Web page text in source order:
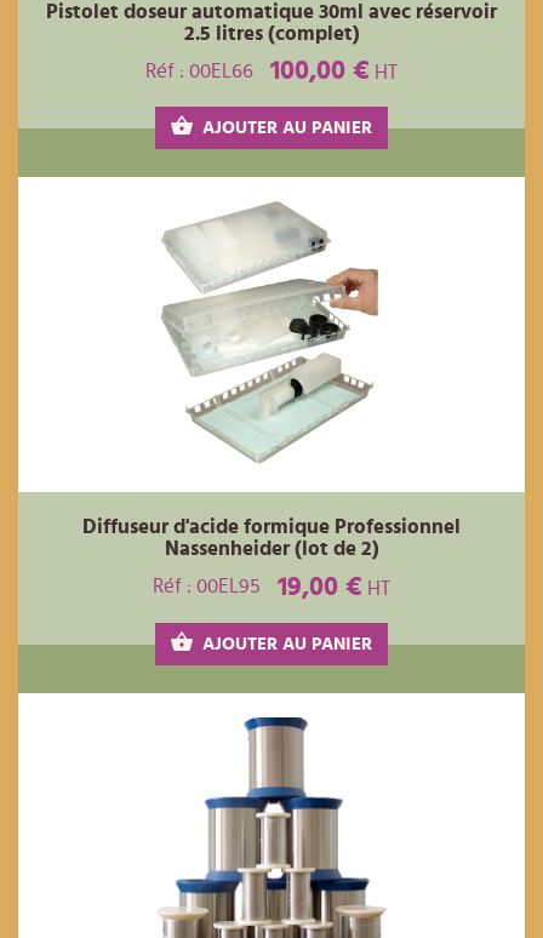
Pistolet doseur automatique 30ml avec réservoir
2.5 litres (complet)
Réf : 00EL66
100,00 € HT
AJOUTER AU PANIER
Diffuseur d'acide formique Professionnel
Nassenheider (lot de 2)
Réf : 00EL95
19,00 € HT
AJOUTER AU PANIER